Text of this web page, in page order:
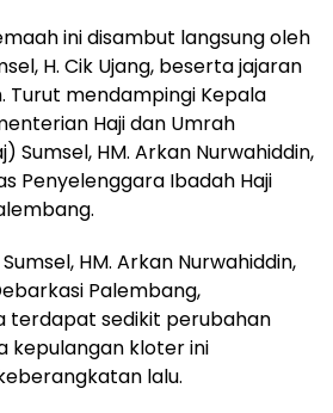
ini disambut langsung oleh
H. Cik Ujang, beserta jajaran
Turut mendampingi Kepala
Haji dan Umrah
Sumsel, HM. Arkan Nurwahiddin,
Penyelenggara Ibadah Haji
HM. Arkan Nurwahiddin,
Palembang,
terdapat sedikit perubahan
kepulangan kloter ini
lalu.